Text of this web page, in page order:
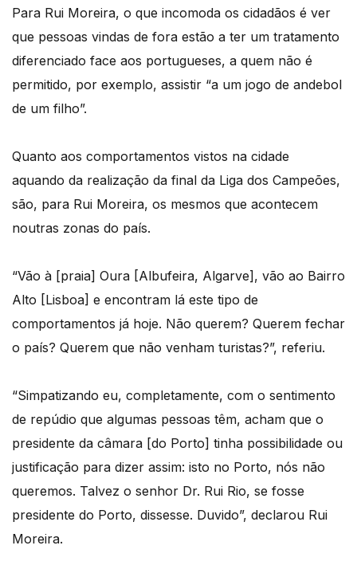
Para Rui Moreira, o que incomoda os cidadãos é ver
que pessoas vindas de fora estão a ter um tratamento
diferenciado face aos portugueses, a quem não é
permitido, por exemplo, assistir “a um jogo de andebol
de um filho”.
Quanto aos comportamentos vistos na cidade
aquando da realização da final da Liga dos Campeões,
são, para Rui Moreira, os mesmos que acontecem
noutras zonas do país.
“Vão à [praia] Oura [Albufeira, Algarve], vão ao Bairro
Alto [Lisboa] e encontram lá este tipo de
comportamentos já hoje. Não querem? Querem fechar
o país? Querem que não venham turistas?”, referiu.
“Simpatizando eu, completamente, com o sentimento
de repúdio que algumas pessoas têm, acham que o
presidente da câmara [do Porto] tinha possibilidade ou
justificação para dizer assim: isto no Porto, nós não
queremos. Talvez o senhor Dr. Rui Rio, se fosse
presidente do Porto, dissesse. Duvido”, declarou Rui
Moreira.